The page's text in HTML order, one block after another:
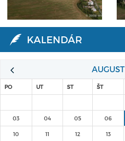
KALENDÁR
AUGUST
PO UT ST ŠT
03 04 05 06
10 11 12 13